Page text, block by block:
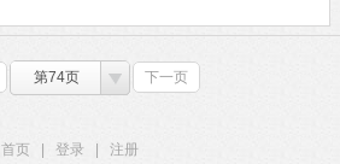
第74页 下一页
首页 登录
注册